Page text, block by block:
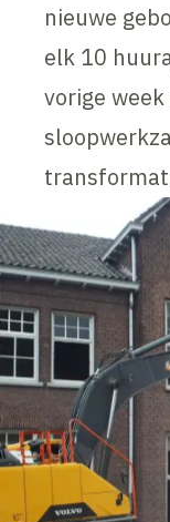
nieuwe
elk 10
vorige